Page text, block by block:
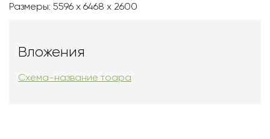
Размеры: 5596 x 6468 x 2600
Вложения
Схема-название тоара